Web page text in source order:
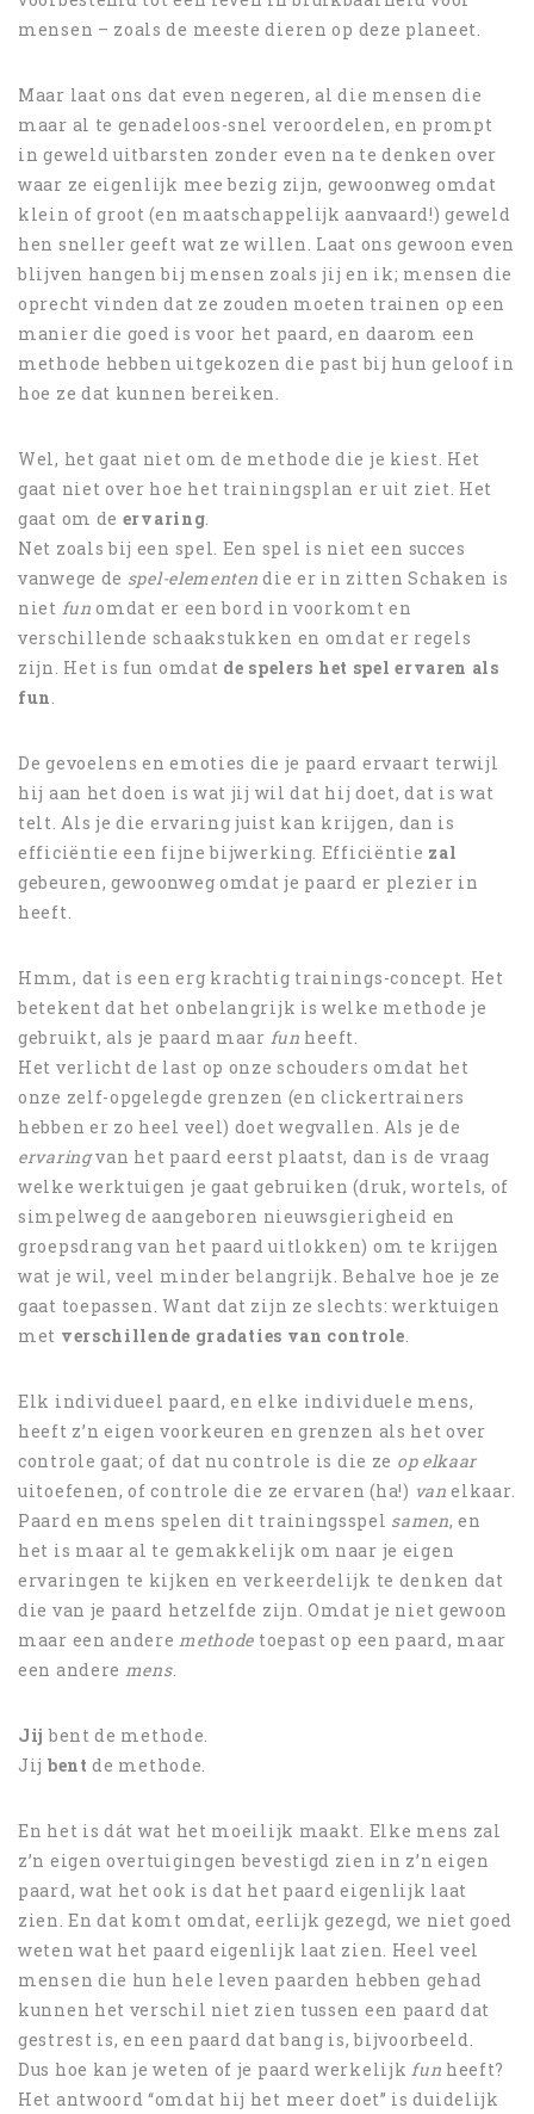
mensen – zoals de meeste dieren op deze planeet.
Maar laat ons dat even negeren, al die mensen die
maar al te genadeloos-snel veroordelen, en prompt
in geweld uitbarsten zonder even na te denken over
waar ze eigenlijk mee bezig zijn, gewoonweg omdat
klein of groot (en maatschappelijk aanvaard!) geweld
hen sneller geeft wat ze willen. Laat ons gewoon even
blijven hangen bij mensen zoals jij en ik; mensen die
oprecht vinden dat ze zouden moeten trainen op een
manier die goed is voor het paard, en daarom een
methode hebben uitgekozen die past bij hun geloof in
hoe ze dat kunnen bereiken.
Wel, het gaat niet om de methode die je kiest. Het
gaat niet over hoe het trainingsplan er uit ziet. Het
gaat om de ervaring.
Net zoals bij een spel. Een spel is niet een succes
vanwege de spel-elementen die er in zitten Schaken is
niet fun omdat er een bord in voorkomt en
verschillende schaakstukken en omdat er regels
zijn. Het is fun omdat de spelers het spel ervaren als
fun.
De gevoelens en emoties die je paard ervaart terwijl
hij aan het doen is wat jij wil dat hij doet, dat is wat
telt. Als je die ervaring juist kan krijgen, dan is
efficiëntie een fijne bijwerking. Efficiëntie zal
gebeuren, gewoonweg omdat je paard er plezier in
heeft.
Hmm, dat is een erg krachtig trainings-concept. Het
betekent dat het onbelangrijk is welke methode je
gebruikt, als je paard maar fun heeft.
Het verlicht de last op onze schouders omdat het
onze zelf-opgelegde grenzen (en clickertrainers
hebben er zo heel veel) doet wegvallen. Als je de
ervaringvan het paard eerst plaatst, dan is de vraag
welke werktuigen je gaat gebruiken (druk, wortels, of
simpelweg de aangeboren nieuwsgierigheid en
groepsdrang van het paard uitlokken) om te krijgen
wat je wil, veel minder belangrijk. Behalve hoe je ze
gaat toepassen. Want dat zijn ze slechts: werktuigen
met verschillende gradaties van controle.
Elk individueel paard, en elke individuele mens,
heeft z’n eigen voorkeuren en grenzen als het over
controle gaat; of dat nu controle is die ze op elkaar
uitoefenen, of controle die ze ervaren (ha!) van elkaar.
Paard en mens spelen dit trainingsspel samen, en
het is maar al te gemakkelijk om naar je eigen
ervaringen te kijken en verkeerdelijk te denken dat
die van je paard hetzelfde zijn. Omdat je niet gewoon
maar een anderemethode toepast op een paard, maar
een andere mens.
Jijbent de methode.
Jij bent de methode.
En het is dát wat het moeilijk maakt. Elke mens zal
z’n eigen overtuigingen bevestigd zien in z’n eigen
paard, wat het ook is dat het paard eigenlijk laat
zien. En dat komt omdat, eerlijk gezegd, we niet goed
weten wat het paard eigenlijk laat zien. Heel veel
mensen die hun hele leven paarden hebben gehad
kunnen het verschil niet zien tussen een paard dat
gestrest is, en een paard dat bang is, bijvoorbeeld.
Dus hoe kan je weten of je paard werkelijkfun heeft?
Het antwoord “omdat hij het meer doet” is duidelijk